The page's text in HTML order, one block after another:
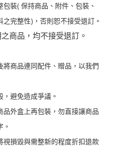
裝( 保持商品、附件、包裝、
完整性)，否則恕不接受退訂。
商品，均不接受退訂。
商品連同配件、贈品，以我們
避免造成爭議。
外盒上再包裝，勿直接讓商品
損毀與需整新的程度折扣退款